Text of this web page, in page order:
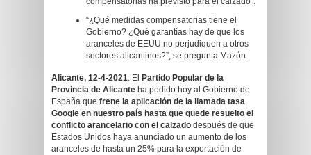
“¿Qué medidas compensatorias tiene el
Gobierno? ¿Qué garantías hay de que los
aranceles de EEUU no perjudiquen a otros
sectores alicantinos?”, se pregunta Mazón.
Alicante, 12-4-2021. El Partido Popular de la
Provincia de Alicante ha pedido hoy al Gobierno de
España que frene la aplicación de la llamada tasa
Google en nuestro país hasta que quede resuelto el
conflicto arancelario con el calzado después de que
Estados Unidos haya anunciado un aumento de los
aranceles de hasta un 25% para la exportación de